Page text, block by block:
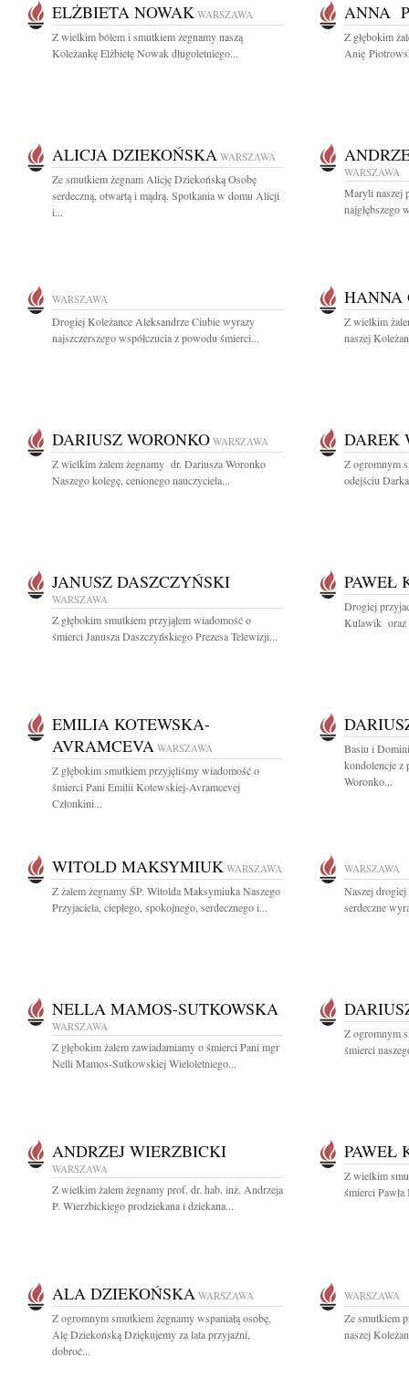
ELŻBIETA NOWAK WARSZAWA
Z wielkim bólem i smutkiem żegnamy naszą
Koleżankę Elżbietę Nowak długoletniego...
ANNA
Z głębokim
Anię
ALICJA DZIEKOŃSKA WARSZAWA
Ze smutkiem żegnam Alicję Dziekońską Osobę
serdeczną, otwartą i mądrą. Spotkania w domu Alicji
i...
WARSZAWA
Maryli naszej
najgłębszego
WARSZAWA
Drogiej Koleżance Aleksandrze Ciubie wyrazy
najszczerszego współczucia z powodu śmierci...
HANNA
Z wielkim
naszej
DARIUSZ WORONKO WARSZAWA
Z wielkim żalem żegnamy dr. Dariusza Woronko
Naszego kolegę, cenionego nauczyciela...
DAREK
Z ogromnym
odejściu
JANUSZ DASZCZYŃSKI
WARSZAWA
Z głębokim smutkiem przyjąłem wiadomość o
śmierci Janusza Daszczyńskiego Prezesa Telewizji...
PAWEŁ
Drogiej
Kulawik oraz
EMILIA KOTEWSKA-
AVRAMCEVA WARSZAWA
Z głębokim smutkiem przyjęliśmy wiadomość o
śmierci Pani Emilii Kotewskiej-Avramcevej
Członkini...
Basiu i
kondolencje z
Woronko...
WITOLD MAKSYMIUK WARSZAWA
Z żalem żegnamy ŚP. Witolda Maksymiuka Naszego
Przyjaciela, ciepłego, spokojnego, serdecznego i...
WARSZAWA
Naszej
serdeczne
NELLA MAMOS-SUTKOWSKA
WARSZAWA
Z głębokim żalem zawiadamiamy o śmierci Pani mgr
Nelli Mamos-Sutkowskiej Wieloletniego...
Z ogromnym
śmierci
ANDRZEJ WIERZBICKI
WARSZAWA
Z wielkim żalem żegnamy prof. dr. hab. inż. Andrzeja
P. Wierzbickiego prodziekana i dziekana...
PAWEŁ
Z wielkim
śmierci
ALA DZIEKOŃSKA WARSZAWA
Z ogromnym smutkiem żegnamy wspaniałą osobę,
Alę Dziekońską Dziękujemy za lata przyjaźni,
dobroć...
WARSZAWA
Ze smutkiem
naszej